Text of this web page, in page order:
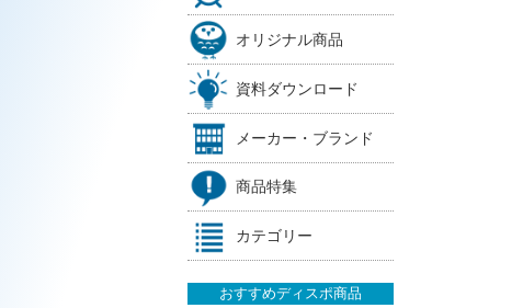
オリジナル商品
資料ダウンロード
メーカー・ブランド
商品特集
カテゴリー
おすすめディスポ商品